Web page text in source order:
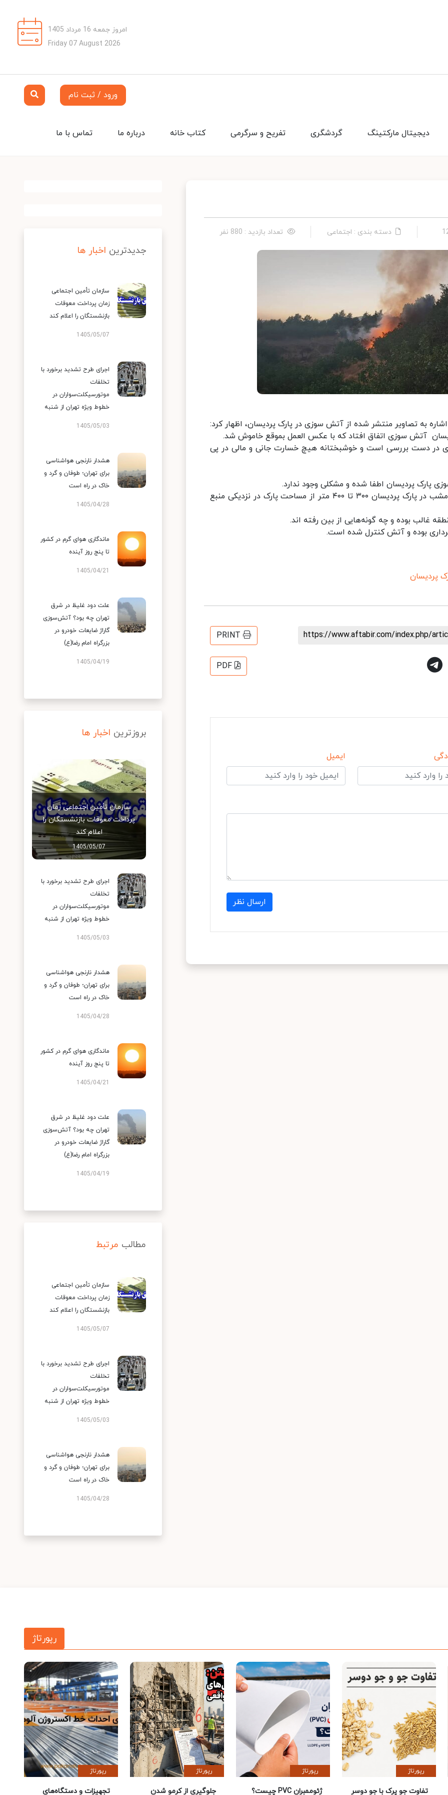
امروز جمعه 16 مرداد 1405
Friday 07 August 2026
ورود / ثبت نام
تماس با ما درباره ما کتاب خانه تفریح و سرگرمی گردشگری دیجیتال مارکتینگ
دسته بندی : اجتماعی تعداد بازدید : 880 نفر
به تصاویر منتشر شده از آتش سوزی در پارک پردیسان، اظهار کرد:
در دست بررسی است و خوشبختانه هیچ خسارت جانی و مالی در پی
پردیسان اطفا شده و مشکلی وجود ندارد.
منوچهر فلاحی در گفتگو با ایسنا گفت: آتش سوزی امشب در پارک پردیسان ۳۰۰ تا ۴۰۰ متر از مساحت پارک در نزدیکی منبع
غالب بوده و چه گونه‌هایی از بین رفته اند.
بوده و آتش کنترل شده است.
پردیسان
https://www.aftabir.com/index.php/
PRINT
PDF
ایمیل
ارسال نظر
جدیدترین اخبار ها
سازمان تأمین اجتماعی
زمان پرداخت معوقات
بازنشستگان را اعلام کند
1405/05/07
اجرای طرح تشدید برخورد با
تخلفات
موتورسیکلت‌سواران در
خطوط ویژه تهران از شنبه
1405/05/03
هشدار نارنجی هواشناسی
برای تهران؛ طوفان و گرد و
خاک در راه است
1405/04/28
ماندگاری هوای گرم در کشور
تا پنج روز آینده
1405/04/21
علت دود غلیظ در شرق
تهران چه بود؟ آتش‌سوزی
گاراژ ضایعات خودرو در
بزرگراه امام رضا(ع)
1405/04/19
بروزترین اخبار ها
سازمان تأمین اجتماعی زمان
پرداخت معوقات بازنشستگان را
اعلام کند
1405/05/07
اجرای طرح تشدید برخورد با
تخلفات
موتورسیکلت‌سواران در
خطوط ویژه تهران از شنبه
1405/05/03
هشدار نارنجی هواشناسی
برای تهران؛ طوفان و گرد و
خاک در راه است
1405/04/28
ماندگاری هوای گرم در کشور
تا پنج روز آینده
1405/04/21
علت دود غلیظ در شرق
تهران چه بود؟ آتش‌سوزی
گاراژ ضایعات خودرو در
بزرگراه امام رضا(ع)
1405/04/19
مطالب مرتبط
سازمان تأمین اجتماعی
زمان پرداخت معوقات
بازنشستگان را اعلام کند
1405/05/07
اجرای طرح تشدید برخورد با
تخلفات
موتورسیکلت‌سواران در
خطوط ویژه تهران از شنبه
1405/05/03
هشدار نارنجی هواشناسی
برای تهران؛ طوفان و گرد و
خاک در راه است
1405/04/28
رپورتاژ
رپورتاژ
تفاوت جو پرک با جو دوسر
رپورتاژ
ژئوممبران PVC چیست؟
رپورتاژ
جلوگیری از کرمو شدن
رپورتاژ
تجهیزات و دستگاه‌های